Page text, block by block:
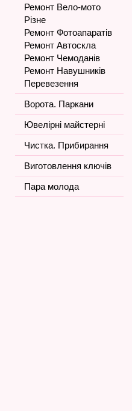
Ремонт Вело-мото
Різне
Ремонт Фотоапаратів
Ремонт Автоскла
Ремонт Чемоданів
Ремонт Навушників
Перевезення
Ворота. Паркани
Ювелірні майстерні
Чистка. Прибирання
Виготовлення ключів
Пара молода